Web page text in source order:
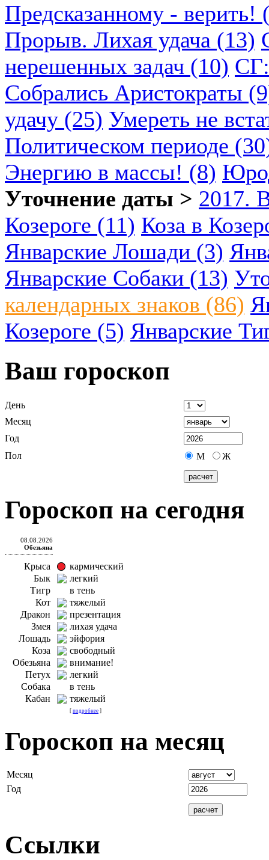
Предсказанному - верить!
Прорыв. Лихая удача (13)
нерешенных задач (10)
Собрались Аристократы
удачу (25) Умереть не
Политическом периоде
Энергию в массы! (8)
Уточнение даты > 2017.
Козероге (11) Коза в
Январские Лошади (3)
Январские Собаки (13)
календарных знаков (86)
Козероге (5) Январские
Ваш гороскоп
День
Месяц
Год
Пол
М Ж
Гороскоп на сегодня
08.08.2026
Обезьяна
Крыса
кармический
Бык
легкий
Тигр
в тень
Кот
тяжелый
Дракон
презентация
Змея
лихая удача
Лошадь
эйфория
Коза
свободный
Обезьяна
внимание!
Петух
легкий
Собака
в тень
Кабан
тяжелый
[ подробнее ]
Гороскоп на месяц
Месяц
Год
Ссылки